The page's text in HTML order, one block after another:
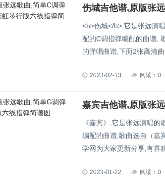
<b>伤城</b>,它是张远演
配的C调指弹编配的曲谱,
的弹唱曲谱,下面2张高清
2023-02-13 阅读：0
《嘉宾》,它是张远演唱
编配的曲谱,歌曲选自（嘉
学网为大家更新分享,有喜
2023-01-22 阅读：0